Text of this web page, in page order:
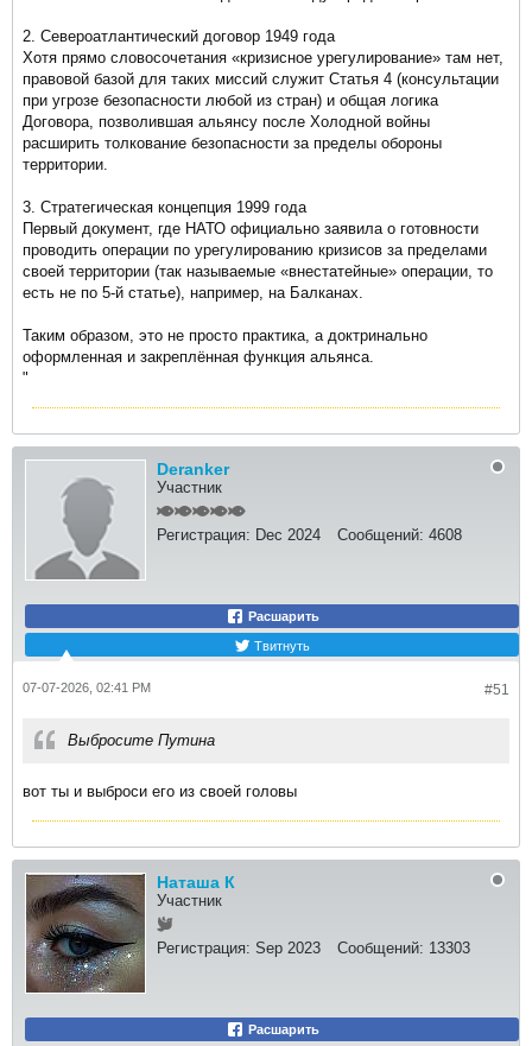
2. Североатлантический договор 1949 года
Хотя прямо словосочетания «кризисное урегулирование» там нет,
правовой базой для таких миссий служит Статья 4 (консультации
при угрозе безопасности любой из стран) и общая логика
Договора, позволившая альянсу после Холодной войны
расширить толкование безопасности за пределы обороны
территории.
3. Стратегическая концепция 1999 года
Первый документ, где НАТО официально заявила о готовности
проводить операции по урегулированию кризисов за пределами
своей территории (так называемые «внестатейные» операции, то
есть не по 5-й статье), например, на Балканах.
Таким образом, это не просто практика, а доктринально
оформленная и закреплённая функция альянса.
"​
Deranker
Участник
Регистрация: Dec 2024 Сообщений: 4608
Расшарить
Твитнуть
#51
07-07-2026, 02:41 PM
Выбросите Путина
вот ты и выброси его из своей головы
Наташа К
Участник
Регистрация: Sep 2023 Сообщений: 13303
Расшарить